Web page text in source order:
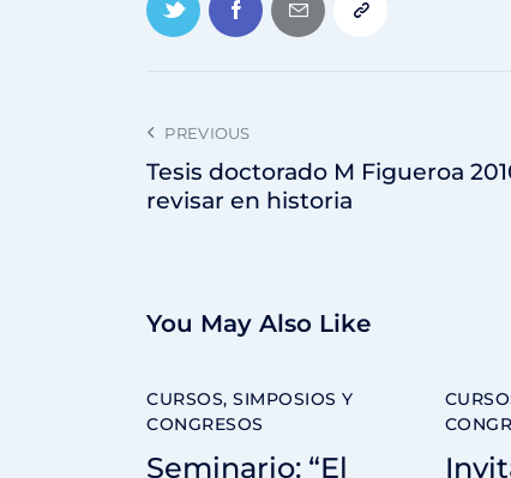
PREVIOUS
Tesis doctorado M Figueroa
revisar en historia
You May Also Like
CURSOS, SIMPOSIOS Y
CONGRESOS
Seminario: “El